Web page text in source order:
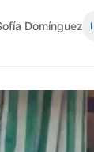
Domínguez